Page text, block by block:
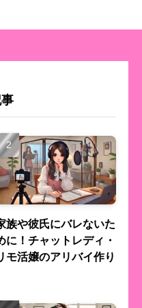
族や彼氏にバレないた
に！チャットレディ・
モ活嬢のアリバイ作り